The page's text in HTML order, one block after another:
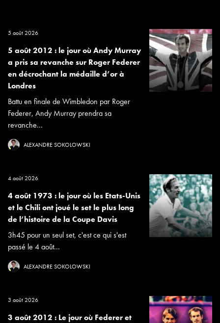
5 août 2026
5 août 2012 : le jour où Andy Murray
a pris sa revanche sur Roger Federer
en décrochant la médaille d’or à
Londres
Battu en finale de Wimbledon par Roger
Federer, Andy Murray prendra sa
revanche...
ALEXANDRE SOKOLOWSKI
4 août 2026
4 août 1973 : le jour où les Etats-Unis
et le Chili ont joué le set le plus long
de l’histoire de la Coupe Davis
3h45 pour un seul set, c'est ce qui s'est
passé le 4 août...
ALEXANDRE SOKOLOWSKI
3 août 2026
3 août 2012 : Le jour où Federer et